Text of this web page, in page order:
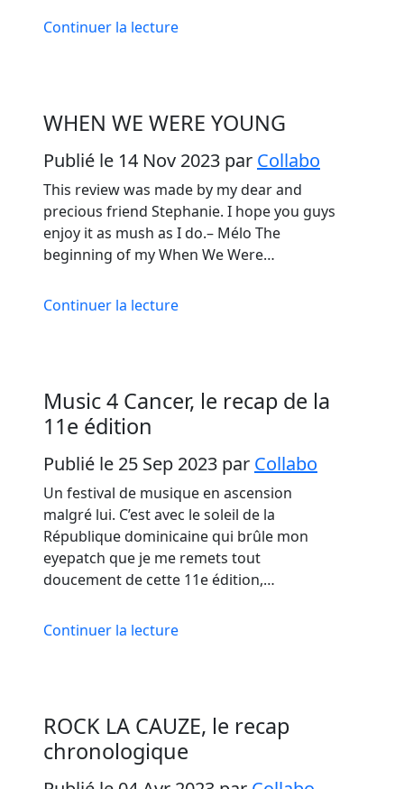
Continuer la lecture
WHEN WE WERE YOUNG
Publié le 14 Nov 2023 par Collabo
This review was made by my dear and
precious friend Stephanie. I hope you guys
enjoy it as mush as I do.– Mélo The
beginning of my When We Were…
Continuer la lecture
Music 4 Cancer, le recap de la
11e édition
Publié le 25 Sep 2023 par Collabo
Un festival de musique en ascension
malgré lui. C’est avec le soleil de la
République dominicaine qui brûle mon
eyepatch que je me remets tout
doucement de cette 11e édition,…
Continuer la lecture
ROCK LA CAUZE, le recap
chronologique